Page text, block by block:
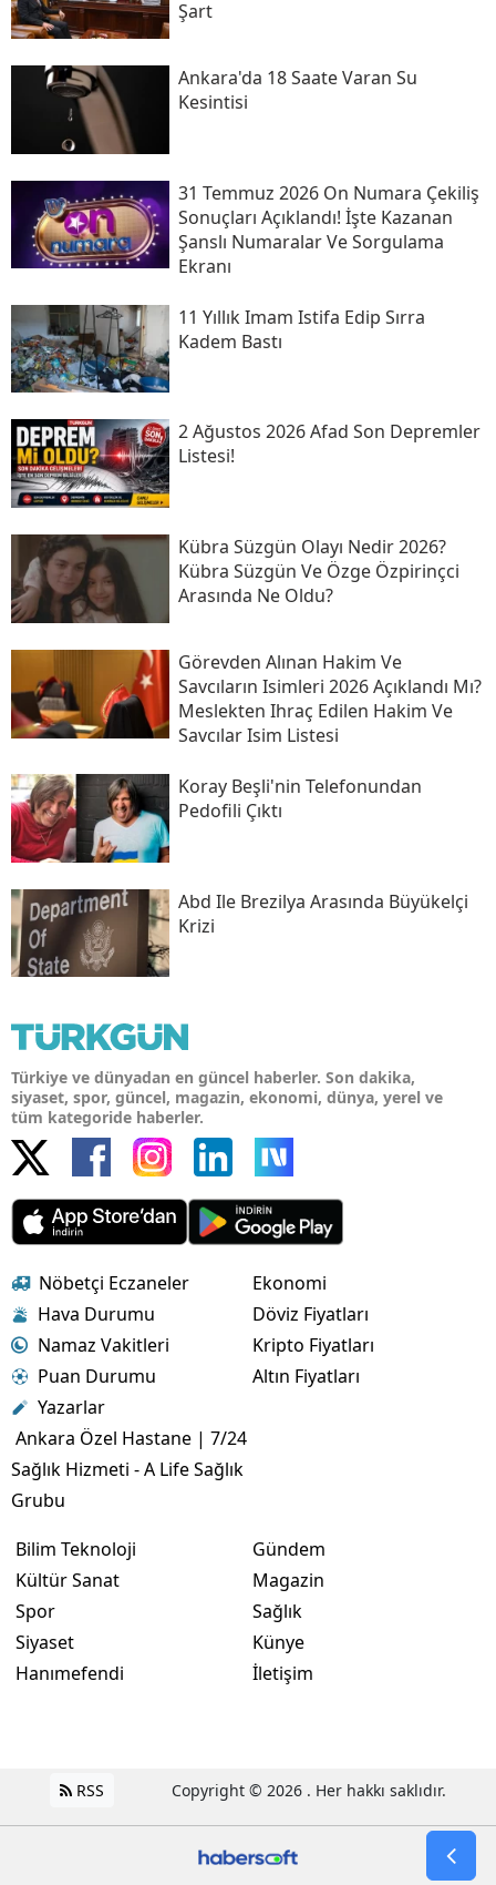
Şart
Ankara'da 18 Saate Varan Su
Kesintisi
31 Temmuz 2026 On Numara Çekiliş
Sonuçları Açıklandı! İşte Kazanan
Şanslı Numaralar Ve Sorgulama
Ekranı
11 Yıllık Imam Istifa Edip Sırra
Kadem Bastı
2 Ağustos 2026 Afad Son Depremler
Listesi!
Kübra Süzgün Olayı Nedir 2026?
Kübra Süzgün Ve Özge Özpirinçci
Arasında Ne Oldu?
Görevden Alınan Hakim Ve
Savcıların Isimleri 2026 Açıklandı Mı?
Meslekten Ihraç Edilen Hakim Ve
Savcılar Isim Listesi
Koray Beşli'nin Telefonundan
Pedofili Çıktı
Abd Ile Brezilya Arasında Büyükelçi
Krizi
Türkiye ve dünyadan en güncel haberler. Son dakika,
siyaset, spor, güncel, magazin, ekonomi, dünya, yerel ve
tüm kategoride haberler.
Nöbetçi Eczaneler
Hava Durumu
Namaz Vakitleri
Puan Durumu
Yazarlar
Ankara Özel Hastane | 7/24
Sağlık Hizmeti - A Life Sağlık
Grubu
Ekonomi
Döviz Fiyatları
Kripto Fiyatları
Altın Fiyatları
Bilim Teknoloji
Kültür Sanat
Spor
Siyaset
Hanımefendi
Gündem
Magazin
Sağlık
Künye
İletişim
RSS Copyright © 2026 . Her hakkı saklıdır.